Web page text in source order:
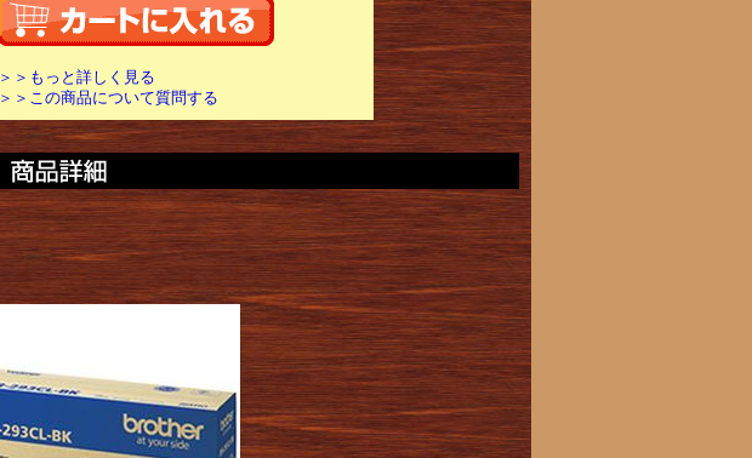
＞＞もっと詳しく見る
＞＞この商品について質問する